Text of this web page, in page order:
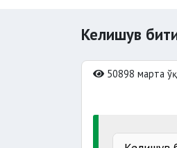
Келишув
50898 марта